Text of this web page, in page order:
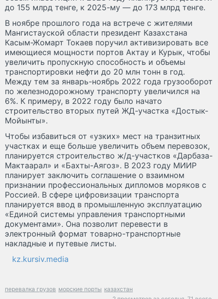
до 155 млрд тенге, к 2025-му — до 173 млрд тенге.
В ноябре прошлого года на встрече с жителями
Мангистауской области президент Казахстана
Касым-Жомарт Токаев поручил активизировать все
имеющиеся мощности портов Актау и Курык, чтобы
увеличить пропускную способность и объемы
транспортировки нефти до 20 млн тонн в год.
Между тем за январь-ноябрь 2022 года грузооборот
по железнодорожному транспорту увеличился на
6%. К примеру, в 2022 году было начато
строительство вторых путей ЖД-участка «Достык-
Мойынты».
Чтобы избавиться от «узких» мест на транзитных
участках и еще больше увеличить объем перевозок,
планируется строительство ж/д-участков «Дарбаза-
Мактаарал» и «Бахты-Аягоз». В 2023 году МИИР
планирует заключить соглашение о взаимном
признании профессиональных дипломов моряков с
Россией. В сфере цифровизации транспорта
планируется ввод в промышленную эксплуатацию
«Единой системы управления транспортными
документами». Она позволит перевести в
электронный формат товарно-транспортные
накладные и путевые листы.
kz.kursiv.media
перевалка грузов морские порты казахстан